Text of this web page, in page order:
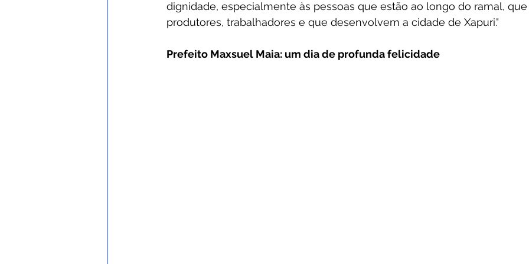
dignidade, especialmente às pessoas que estão ao longo do ramal,
produtores, trabalhadores e que desenvolvem a cidade de Xapuri."
Prefeito Maxsuel Maia: um dia de profunda felicidade